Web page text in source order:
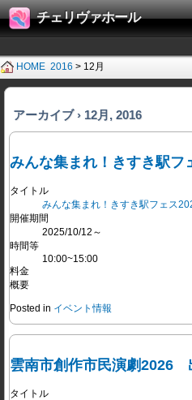
チェリヴァホール
HOME 2016 > 12月
アーカイブ › 12月, 2016
みんな集まれ！きすき駅フ
タイトル
みんな集まれ！きすき駅フェス
開催期間
2025/10/12～
時間等
10:00~15:00
料金
概要
Posted in イベント情報
雲南市創作市民演劇2026
タイトル